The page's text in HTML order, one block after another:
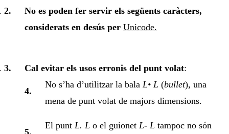
No es poden fer servir els següents caràcters,
considerats en desús per Unicode.
Cal evitar els usos erronis del punt volat:
No s’ha d’utilitzar la bala L• L (bullet), una
mena de punt volat de majors dimensions.
El punt L. L o el guionet L- L tampoc no són